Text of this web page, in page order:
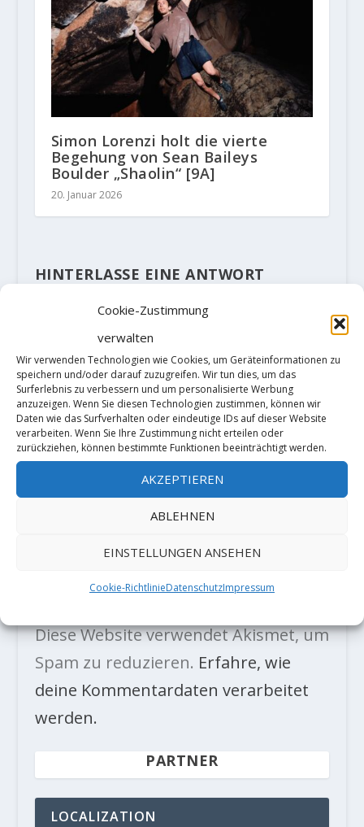
Cookie-Zustimmung
verwalten
Wir verwenden Technologien wie Cookies, um Geräteinformationen zu
speichern und/oder darauf zuzugreifen. Wir tun dies, um das
Surferlebnis zu verbessern und um personalisierte Werbung
anzuzeigen. Wenn Sie diesen Technologien zustimmen, können wir
Daten wie das Surfverhalten oder eindeutige IDs auf dieser Website
verarbeiten. Wenn Sie Ihre Zustimmung nicht erteilen oder
zurückziehen, können bestimmte Funktionen beeinträchtigt werden.
AKZEPTIEREN
ABLEHNEN
EINSTELLUNGEN ANSEHEN
Cookie-RichtlinieDatenschutzImpressum
Simon Lorenzi holt die vierte
Begehung von Sean Baileys
Boulder „Shaolin“ [9A]
20. Januar 2026
HINTERLASSE EINE ANTWORT
veröffentlicht.Erforderliche Felder
sind mit*markiert
Diese Website verwendet Akismet, um
Spam zu reduzieren. Erfahre, wie
deine Kommentardaten verarbeitet
werden.
PARTNER
LOCALIZATION